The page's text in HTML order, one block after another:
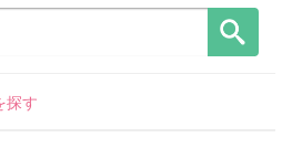
探す